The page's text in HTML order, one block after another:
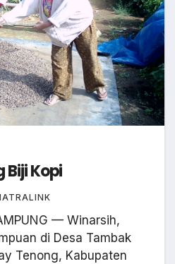
Biji Kopi
— Winarsih,
di Desa Tambak
Tenong, Kabupaten